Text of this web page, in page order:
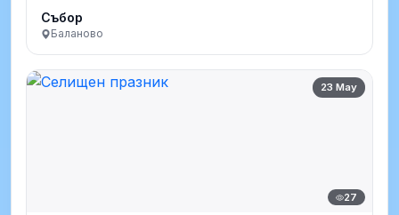
Събор
Баланово
23 May
27